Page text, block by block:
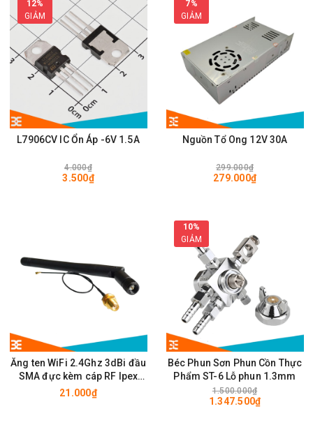
12%
GIẢM
L7906CV IC Ổn Áp -6V 1.5A
4.000₫
3.500₫
7%
GIẢM
Nguồn Tổ Ong 12V 30A
299.000₫
279.000₫
Ăng ten WiFi 2.4Ghz 3dBi đầu
SMA đực kèm cáp RF Ipex
10cm
21.000₫
10%
GIẢM
Béc Phun Sơn Phun Cồn Thực
Phẩm ST-6 Lỗ phun 1.3mm
1.500.000₫
1.347.500₫